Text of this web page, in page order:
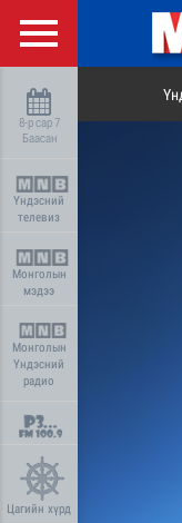
8-р сар 7
Баасан
Үндэсний
телевиз
Монголын
мэдээ
Монголын
Үндэсний
радио
Цагийн хүрд